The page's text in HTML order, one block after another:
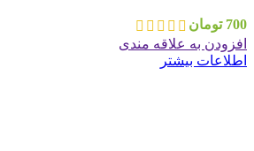
700 تومان
افزودن به علاقه مندی
اطلاعات بیشتر